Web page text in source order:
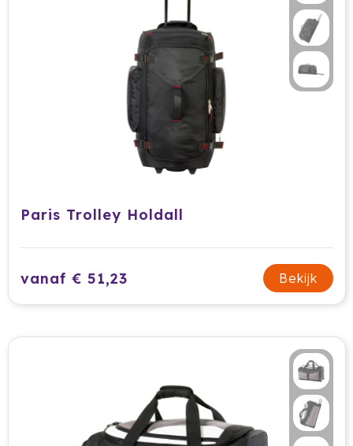
Paris Trolley Holdall
vanaf € 51,23 Bekijk